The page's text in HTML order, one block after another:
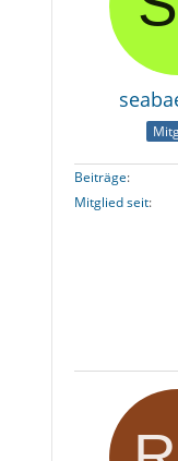
Beiträge
Mitglied seit